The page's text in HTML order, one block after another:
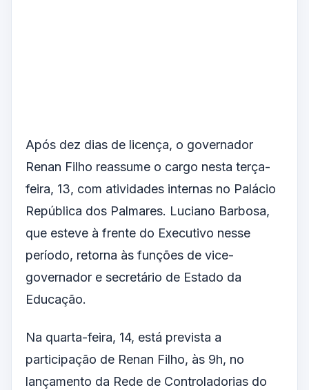
Após dez dias de licença, o governador
Renan Filho reassume o cargo nesta terça-
feira, 13, com atividades internas no Palácio
República dos Palmares. Luciano Barbosa,
que esteve à frente do Executivo nesse
período, retorna às funções de vice-
governador e secretário de Estado da
Educação.
Na quarta-feira, 14, está prevista a
participação de Renan Filho, às 9h, no
lançamento da Rede de Controladorias do